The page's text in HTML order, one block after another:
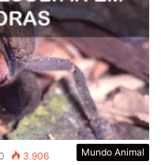
Mundo Animal
3.906